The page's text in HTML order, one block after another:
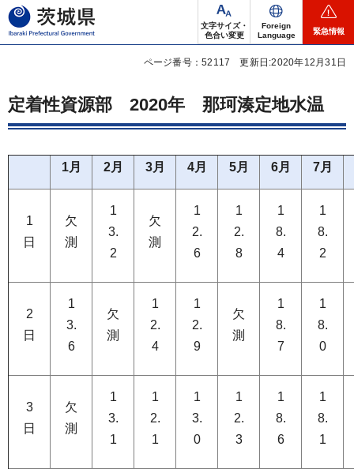
茨城県
文字サイズ・
色合い変更
Foreign
Language
緊急情報
ページ番号：52117 更新日:2020年12月31日
定着性資源部 2020年 那珂湊定地水温
1月 2月 3月 4月 5月 6月 7月
1
日
欠
測
1
3.
2
欠
測
1
2.
6
1
2.
8
1
8.
4
1
8.
2
2
日
1
3.
6
欠
測
1
2.
4
1
2.
9
欠
測
1
8.
7
1
8.
0
3
日
欠
測
1
3.
1
1
2.
1
1
3.
0
1
2.
3
1
8.
6
1
8.
1